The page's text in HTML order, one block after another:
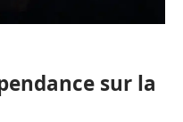
sur la